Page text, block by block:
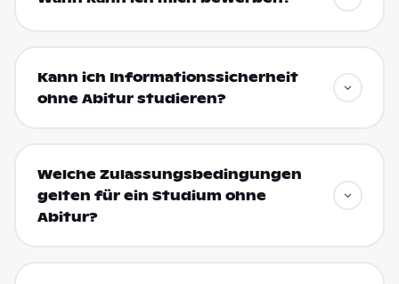
Kann ich Informationssicherheit
ohne Abitur studieren?
Welche Zulassungsbedingungen
gelten für ein Studium ohne
Abitur?